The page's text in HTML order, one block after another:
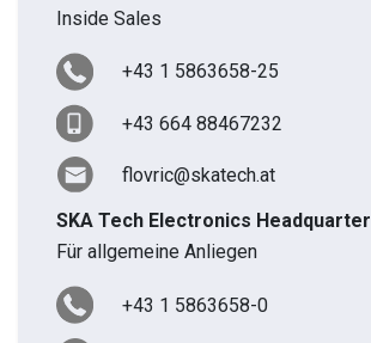
Inside Sales
+43 1 5863658-25
+43 664 88467232
flovric@skatech.at
SKA Tech Electronics Headquarter
Für allgemeine Anliegen
+43 1 5863658-0